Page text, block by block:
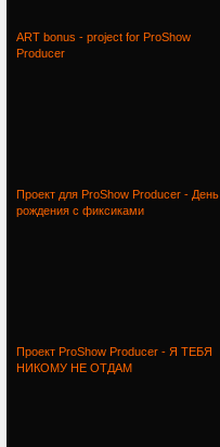
ART bonus - project for ProShow
Producer
Проект для ProShow Producer - День
рождения с фиксиками
Проект ProShow Producer - Я ТЕБЯ
НИКОМУ НЕ ОТДАМ